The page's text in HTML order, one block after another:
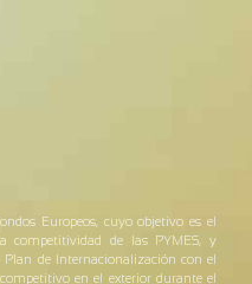
Europeos, cuyo objetivo es el
competitividad de las PYMES, y
de Internacionalización con el
en el exterior durante el